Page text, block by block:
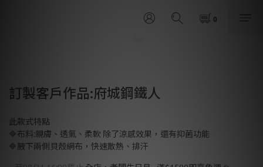
訂製客戶作品:府城鋼鐵人
此款式特點
🔷布料:親膚、透氣、柔軟 除了涼感效果，還有抑菌功能
🔷腋下兩側貝殼網布，快速散熱、排汗